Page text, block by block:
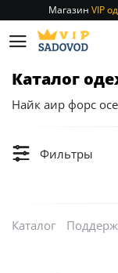
Магазин VIP
Магазин
Каталог
Найк аир форс
Фильтры
Каталог